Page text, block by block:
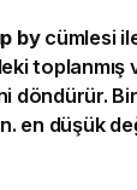
bycümlesi ile
toplanmış
döndürür. Bir
en düşük